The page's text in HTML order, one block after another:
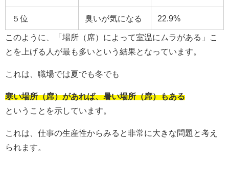
５位 臭いが気になる 22.9%
このように、「場所（席）によって室温にムラがある」こ
とを上げる人が最も多いという結果となっています。
これは、職場では夏でも冬でも
寒い場所（席）があれば、暑い場所（席）もある
ということを示しています。
これは、仕事の生産性からみると非常に大きな問題と考え
られます。